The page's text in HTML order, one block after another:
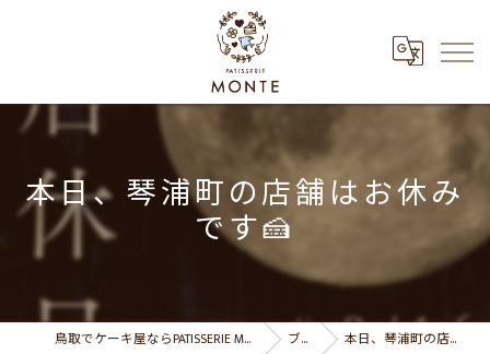
本日、琴浦町の店舗はお休み
です🍰
鳥取でケーキ屋ならPATISSERIE MONTE パティスリーモンテ ブログ 本日、琴浦町の店舗はお休みです🍰